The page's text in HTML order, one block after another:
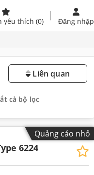
yêu thích (0) Đăng nhập
Liên quan
cả bộ lọc
Quảng cáo nhỏ
6224